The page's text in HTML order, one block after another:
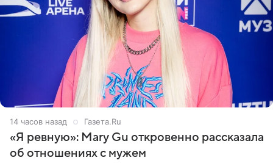
14 часов назад Газета.Ru
«Я ревную»: Mary Gu откровенно рассказала
об отношениях с мужем